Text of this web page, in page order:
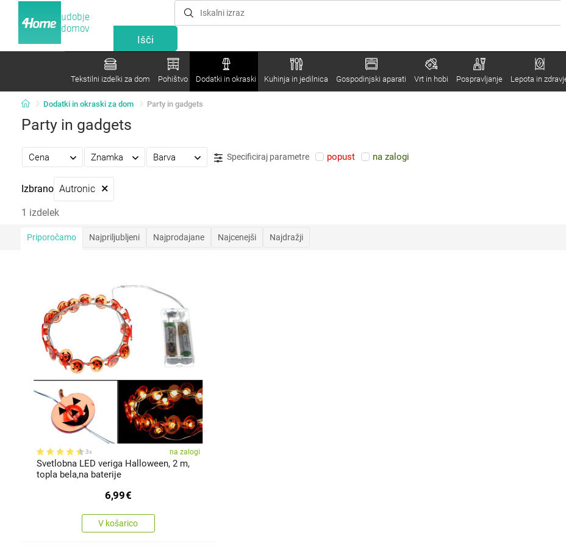
udobje
domov
Tekstilni izdelki za dom Pohištvo Dodatki in okraski Kuhinja in jedilnica Gospodinjski aparati Vrt in hobi Pospravljanje Lepota in
Dodatki in okraski za dom Party in gadgets
Party in gadgets
Cena Znamka Barva Specificiraj parametre popust na zalogi
Izbrano Autronic ×
1 izdelek
Priporočamo Najpriljubljeni Najprodajane Najcenejši Najdražji
3x na zalogi
Svetlobna LED veriga Halloween, 2 m,
topla bela,na baterije
6,99€
V košarico